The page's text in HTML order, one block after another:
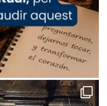
Semproniana ens
de Tortosa, ha
la missa de Les